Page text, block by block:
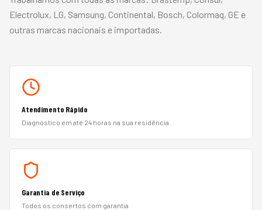
Electrolux, LG, Samsung, Continental, Bosch, Colormaq, GE e
outras marcas nacionais e importadas.
Atendimento Rápido
Diagnóstico em até 24 horas na sua residência
Garantia de Serviço
Todos os consertos com garantia